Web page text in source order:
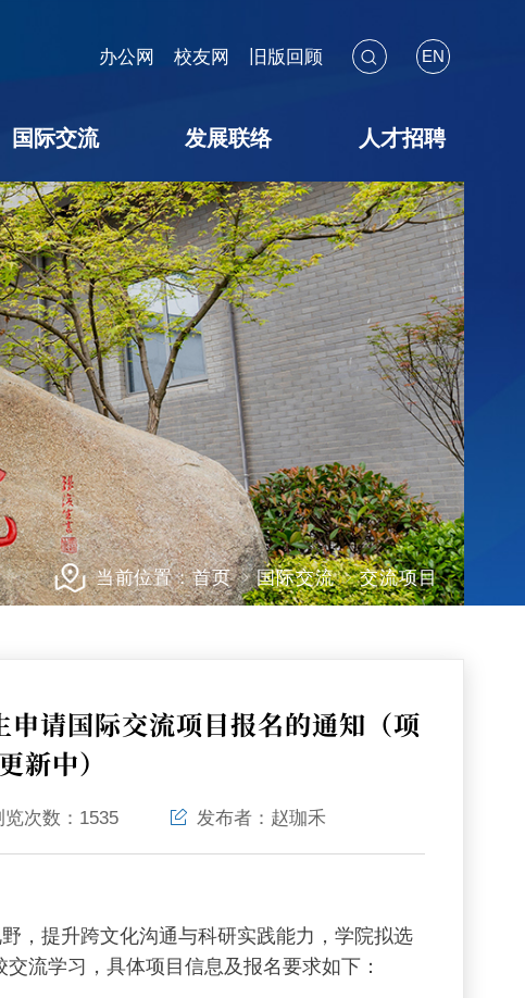
国际交流
海外见闻
国际会议
交流项目
暑期学校
发展联络
校友联络
教育基金
捐赠途径
捐赠鸣谢
捐赠用途
人才招聘
教师招聘
博后招聘
员工招聘
办公网 校友网 旧版回顾 EN
当前位置：首页 国际交流 交流项目
申请国际交流项目报名的通知（项
新中）
览次数： 1535 发布者： 赵珈禾
，提升跨文化沟通与科研实践能力，学院拟选
流学习，具体项目信息及报名要求如下：